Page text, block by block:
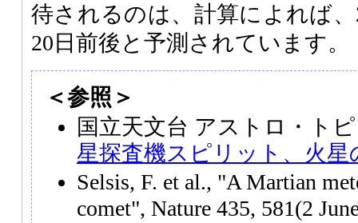
待されるのは、計算によれば、
20日前後と予測されています。
＜参照＞
国立天文台 アストロ・ト
星探査機スピリット、火星
Selsis, F. et al., "A Martian
comet", Nature 435, 581(2